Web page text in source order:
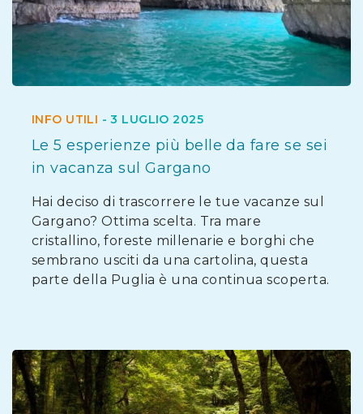
INFO UTILI -3 LUGLIO 2025
Le 5 esperienze più belle da fare se sei
in vacanza sul Gargano
Hai deciso di trascorrere le tue vacanze sul
Gargano? Ottima scelta. Tra mare
cristallino, foreste millenarie e borghi che
sembrano usciti da una cartolina, questa
parte della Puglia è una continua scoperta.